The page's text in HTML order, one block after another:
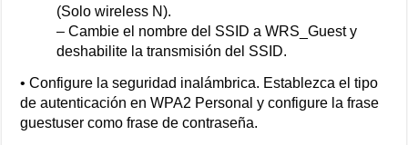
(Solo wireless N).
– Cambie el nombre del SSID a WRS_Guest y
deshabilite la transmisión del SSID.
• Configure la seguridad inalámbrica. Establezca el tipo
de autenticación en WPA2 Personal y configure la frase
guestuser como frase de contraseña.